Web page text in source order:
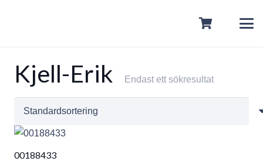
Kjell-Erik Endast ett sökresultat
00188433